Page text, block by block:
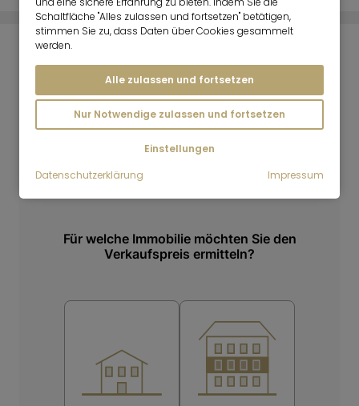
IMMOBILIENPREISRECHNER
Schaltfläche "Alles zulassen und fortsetzen" betätigen,
stimmen Sie zu, dass Daten über Cookies gesammelt
werden.
Alle zulassen und fortsetzen
Nur Notwendige zulassen und fortsetzen
Einstellungen
Datenschutzerklärung
Impressum